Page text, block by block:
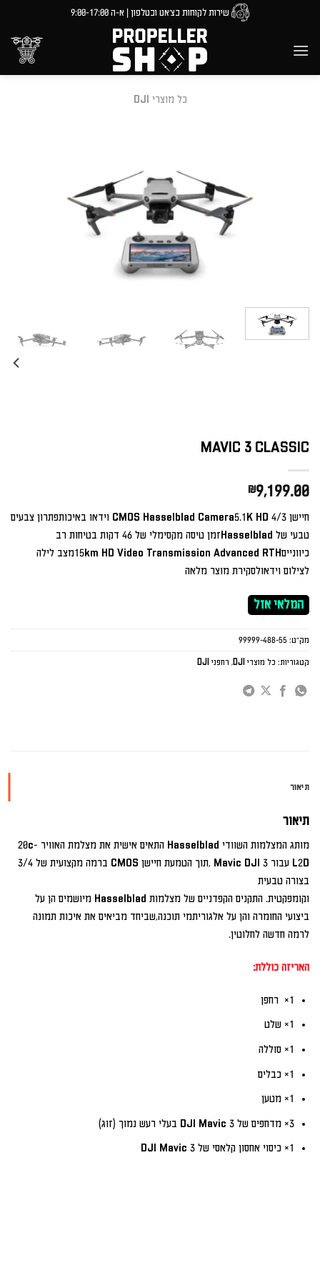
content
שירות לקוחות בצ'אט ובטלפון | א-ה 9:00-17:00
כל מוצרי DJI
MAVIC 3 CLASSIC
₪9,199.00
חיישן 4/3 CMOS Hasselblad Camera5.1K HD וידאו באיכותפתרון צבעים
טבעי של Hasselbladזמן טיסה מקסימלי של 46 דקות בטיחות רב
כיווניים15km HD Video Transmission Advanced RTHמצב לילה
לצילום וידאולסקירת מוצר מלאה
המלאי אזל
מק"ט: 99999-488-55
קטגוריות: כל מוצרי DJI , רחפני DJI
תיאור
תיאור
מותג המצלמות השוודי Hasselblad התאים אישית את מצלמת האוויר 20c-
L2D עבור 3 Mavic DJI ,תוך הטמעת חיישן CMOS ברמה מקצועית של 3/4
בצורה טבעית
וקומפקטית. התקנים הקפדניים של מצלמות Hasselblad מיושמים הן על
ביצועי החומרה והן על אלגוריתמי תוכנה,שביחד מביאים את איכות תמונה
לרמה חדשה לחלוטין.
האריזה כוללת:
1× רחפן
1× שלט
1× סוללה
1× כבלים
1× מטען
3× מדחפים של DJI Mavic 3 בעלי רעש נמוך (זוג)
1× כיסוי אחסון קלאסי של DJI Mavic 3